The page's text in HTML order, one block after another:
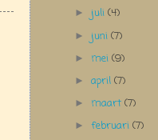
► juli(4)
► juni(7)
► mei(9)
►april(7)
► maart(7)
►februari(7)